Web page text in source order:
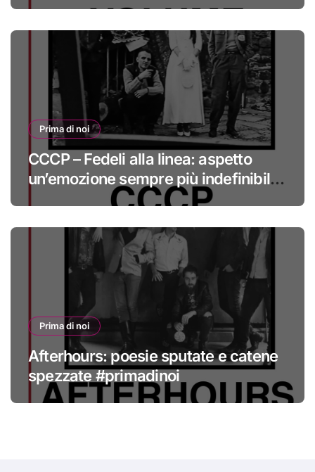
Prima di noi
CCCP – Fedeli alla linea: aspetto
un’emozione sempre più indefinibile
#primadinoi
Prima di noi
Afterhours: poesie sputate e catene
spezzate #primadinoi